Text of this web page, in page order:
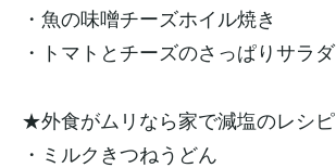
・魚の味噌チーズホイル焼き
・トマトとチーズのさっぱりサラダ
★外食がムリなら家で減塩のレシピ
・ミルクきつねうどん